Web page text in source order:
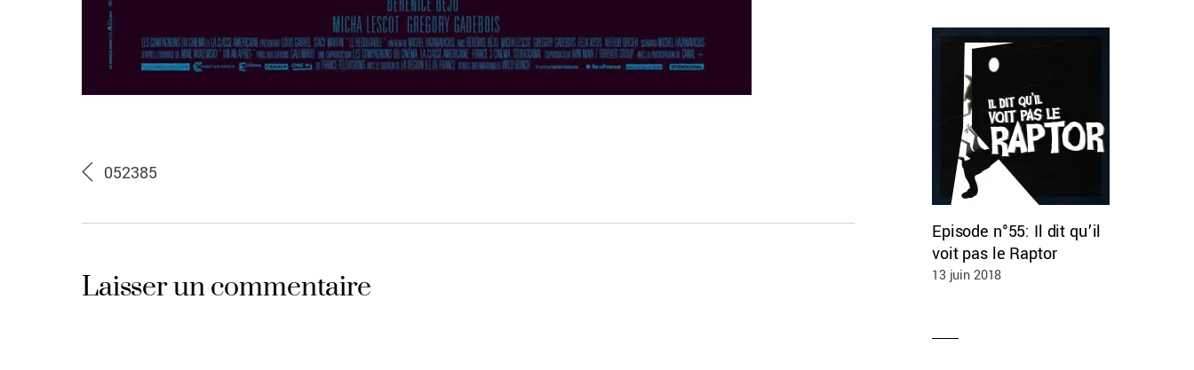
052385
Laisser un commentaire
Episode n°55: Il dit qu’il
voit pas le Raptor
13 juin 2018